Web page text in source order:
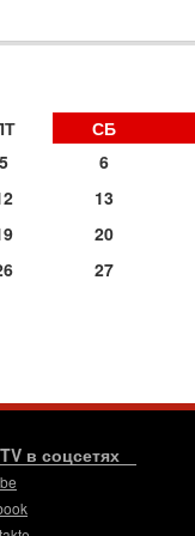
СБ
5 6
13
20
27
в соцсетях